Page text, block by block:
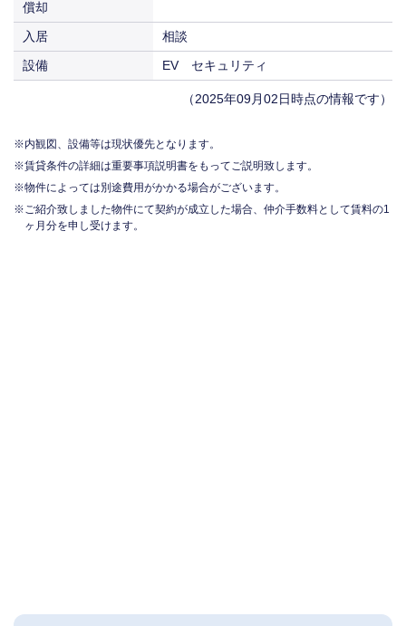
償却
入居
相談
設備
EV セキュリティ
（2025年09月02日時点の情報です）
内観図、設備等は現状優先となります。
賃貸条件の詳細は重要事項説明書をもってご説明致します。
物件によっては別途費用がかかる場合がございます。
ご紹介致しました物件にて契約が成立した場合、仲介手数料として賃料の1
ヶ月分を申し受けます。